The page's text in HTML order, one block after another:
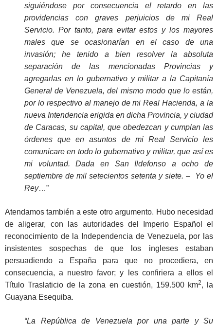
siguiéndose por consecuencia el retardo en las
providencias con graves perjuicios de mi Real
Servicio. Por tanto, para evitar estos y los mayores
males que se ocasionarían en el caso de una
invasión; he tenido a bien resolver la absoluta
separación de las mencionadas Provincias y
agregarlas en lo gubernativo y militar a la Capitanía
General de Venezuela, del mismo modo que lo están,
por lo respectivo al manejo de mi Real Hacienda, a la
nueva Intendencia erigida en dicha Provincia, y ciudad
de Caracas, su capital, que obedezcan y cumplan las
órdenes que en asuntos de mi Real Servicio les
comunicare en todo lo gubernativo y militar, que así es
mi voluntad. Dada en San Ildefonso a ocho de
septiembre de mil setecientos setenta y siete. – Yo el
Rey…”
Atendamos también a este otro argumento. Hubo necesidad
de aligerar, con las autoridades del Imperio Español el
reconocimiento de la Independencia de Venezuela, por las
insistentes sospechas de que los ingleses estaban
persuadiendo a España para que no procediera, en
consecuencia, a nuestro favor; y les confiriera a ellos el
Título Traslaticio de la zona en cuestión, 159.500 km2, la
Guayana Esequiba.
“La República de Venezuela por una parte y Su